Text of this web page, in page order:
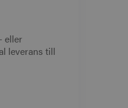
eller
leverans till